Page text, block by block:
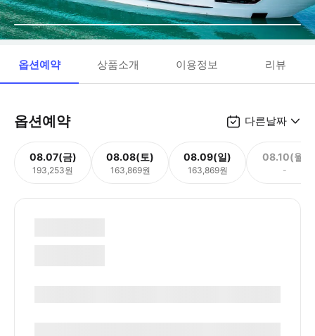
옵션예약 상품소개 이용정보 리뷰
옵션예약 다른날짜
08.07(금)
193,253원
08.08(토)
163,869원
08.09(일)
163,869원
08.10(월)
-